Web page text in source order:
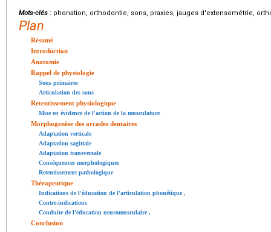
Mots-clés : phonation, orthodontie, sons, praxies, jauges d'extensométrie,
Plan
Résumé
Introduction
Anatomie
Rappel de physiologie
Sons primaires
Articulation des sons
Retentissement physiologique
Mise en évidence de l'action de la musculature
Morphogenèse des arcades dentaires
Adaptation verticale
Adaptation sagittale
Adaptation transversale
Conséquences morphologiques
Retentissement pathologique
Thérapeutique
Indications de l'éducation de l'articulation phonétique,
Contre-indications
Conduite de l'éducation neuromusculaire,
Conclusion